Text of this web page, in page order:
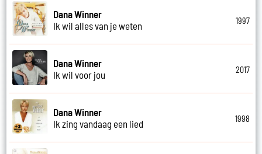
Dana Winner
Ik wil alles van je weten
1997
Dana Winner
Ik wil voor jou
2017
Dana Winner
Ik zing vandaag een lied
1998